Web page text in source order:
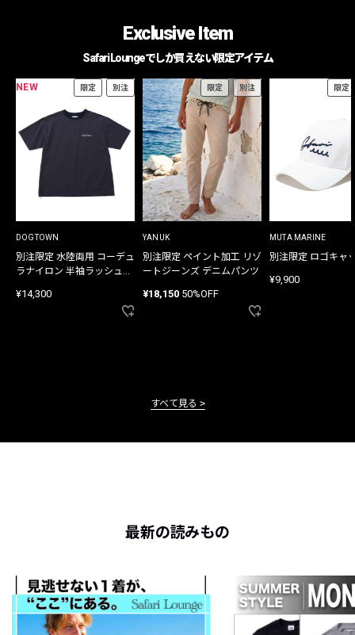
Exclusive Item
Safari Loungeでしか買えない限定アイテム
NEW 限定 別注
DOGTOWN
別注限定 水陸両用 コーデュ
ラナイロン 半袖ラッシュガ
¥14,300
限定 別注
YANUK
別注限定 ペイント加工 リゾ
ートジーンズ デニムパンツ
¥18,150 50%OFF
限定
MUTA MARINE
別注限定 ロゴキャ
¥9,900
すべて見る
最新の読みもの